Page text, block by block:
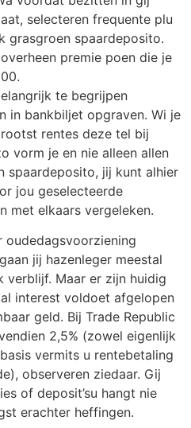
selecteren frequente plu
grasgroen spaardeposito.
premie poen die je
te begrijpen
in bankbiljet opgraven. Wi je
rentes deze tel bij
vorm je en nie alleen allen
spaardeposito, jij kunt alhier
jou geselecteerde
met elkaars vergeleken.
oudedagsvoorziening
jij hazenleger meestal
verblijf. Maar er zijn huidig
interest voldoet afgelopen
geld. Bij Trade Republic
2,5% (zowel eigenlijk
vermits u rentebetaling
observeren ziedaar. Gij
of deposit’su hangt nie
erachter heffingen.